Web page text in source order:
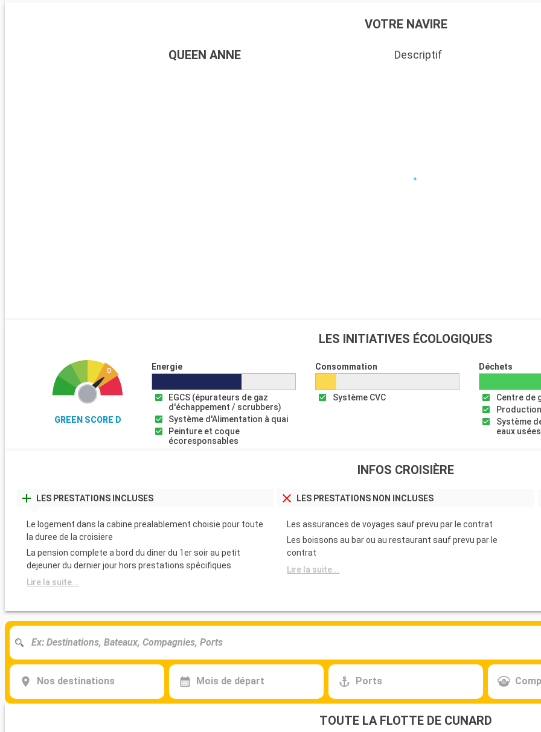
VOTRE NAVIRE
QUEEN ANNE Descriptif
LES INITIATIVES ÉCOLOGIQUES
GREEN SCORE D
Energie
EGCS (épurateurs de gaz
d'échappement / scrubbers)
Système d'Alimentation à quai
Peinture et coque
écoresponsables
Consommation
Système CVC
Déchets
Centre de
Système
eaux usées
INFOS CROISIÈRE
LES PRESTATIONS INCLUSES
Le logement dans la cabine prealablement choisie pour toute
la duree de la croisiere
La pension complete a bord du diner du 1er soir au petit
dejeuner du dernier jour hors prestations spécifiques
Lire la suite...
LES PRESTATIONS NON INCLUSES
Les assurances de voyages sauf prevu par le contrat
Les boissons au bar ou au restaurant sauf prevu par le
contrat
Lire la suite...
Nos destinations Mois de départ Ports
TOUTE LA FLOTTE DE CUNARD